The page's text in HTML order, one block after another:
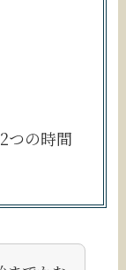
つの時間